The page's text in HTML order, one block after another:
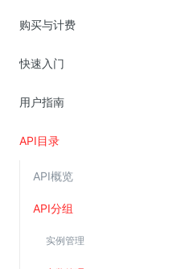
购买与计费
快速入门
用户指南
API目录
API概览
API分组
实例管理
视频云服务
云直播(KLS)
边缘节点计算
金山云云防火墙
大模型应用防火墙